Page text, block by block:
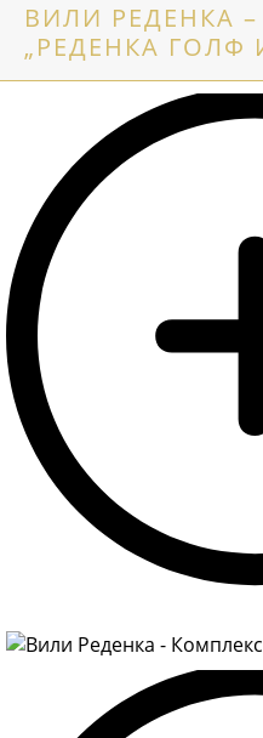
ВИЛИ РЕДЕНКА
„РЕДЕНКА ГОЛФ